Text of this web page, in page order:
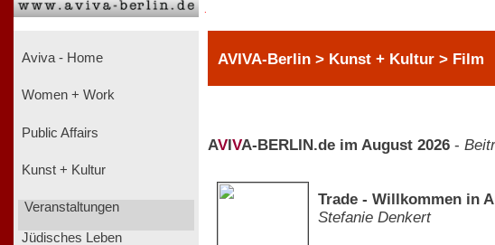
Aviva - Home
Women + Work
Public Affairs
Kunst + Kultur
Veranstaltungen
Jüdisches Leben
AVIVA-Berlin > Kunst + Kultur > Film
AV VA-BERLIN.de im August 2026 -
Trade - Willkommen in
Stefanie Denkert